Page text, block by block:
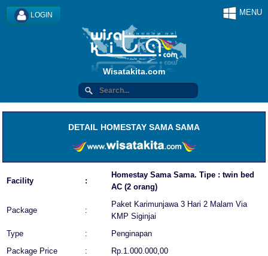
MENU
LOGIN
Wisatakita.com
DETAIL HOMESTAY SAMA SAMA
Facility :
Homestay Sama Sama. Tipe : twin bed
AC (2 orang)
Package :
Paket Karimunjawa 3 Hari 2 Malam Via
KMP Siginjai
Type
:
Penginapan
Package Price
:
Rp.1.000.000,00